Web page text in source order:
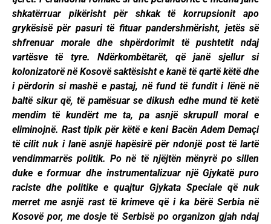
shkatërruar pikërisht për shkak të korrupsionit apo
grykësisë për pasuri të fituar pandershmërisht, jetës së
shfrenuar morale dhe shpërdorimit të pushtetit ndaj
vartësve të tyre. Ndërkombëtarët, që janë sjellur si
kolonizatorë në Kosovë saktësisht e kanë të qartë këtë dhe
i përdorin si mashë e pastaj, në fund të fundit i lënë në
baltë sikur që, të pamësuar se dikush edhe mund të ketë
mendim të kundërt me ta, pa asnjë skrupull moral e
eliminojnë. Rast tipik për këtë e keni Bacën Adem Demaçi
të cilit nuk i lanë asnjë hapësirë për ndonjë post të lartë
vendimmarrës politik. Po në të njëjtën mënyrë po sillen
duke e formuar dhe instrumentalizuar një Gjykatë puro
raciste dhe politike e quajtur Gjykata Speciale që nuk
merret me asnjë rast të krimeve që i ka bërë Serbia në
Kosovë por, me dosje të Serbisë po organizon gjah ndaj